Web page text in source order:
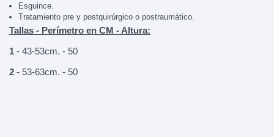
Esguince.
Tratamiento pre y postquirúrgico o postraumático.
Tallas - Perímetro en CM - Altura:
1 - 43-53cm. - 50
2 - 53-63cm. - 50